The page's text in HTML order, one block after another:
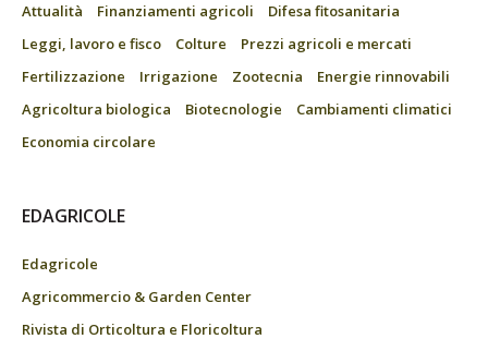
Attualità Finanziamenti agricoli
Difesa fitosanitaria
Leggi, lavoro e fisco
Colture
Prezzi agricoli e mercati
Fertilizzazione
Irrigazione Zootecnia
Energie rinnovabili
Agricoltura biologica
Biotecnologie
Cambiamenti climatici
Economia circolare
EDAGRICOLE
Edagricole
Agricommercio & Garden Center
Rivista di Orticoltura e Floricoltura